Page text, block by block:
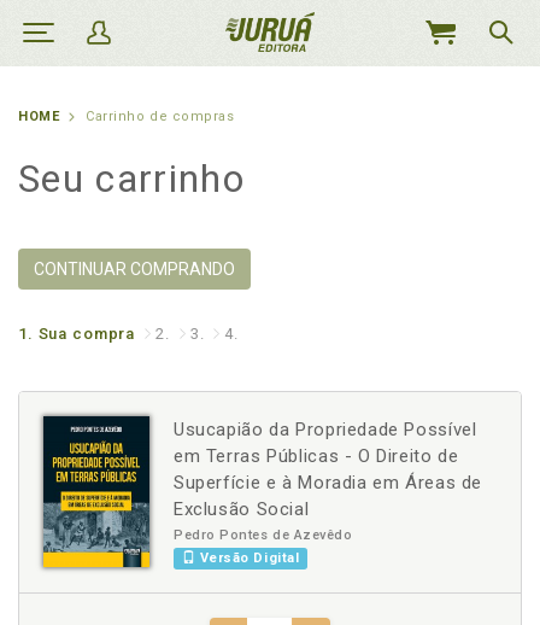
MEU
HOME Carrinho de compras
Seu carrinho
CONTINUAR COMPRANDO
1. Sua compra 2. 3. 4.
Usucapião da Propriedade Possível
em Terras Públicas - O Direito de
Superfície e à Moradia em Áreas de
Exclusão Social
Pedro Pontes de Azevêdo
Versão Digital